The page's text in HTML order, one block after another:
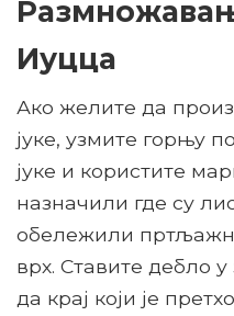
Иуцца
Ако желите да
јуке, узмите горњу
јуке и користите
назначили где су
обележили
врх. Ставите дебло
да крај који је